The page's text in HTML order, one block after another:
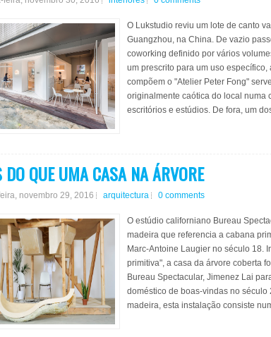
O Lukstudio reviu um lote de canto
Guangzhou, na China. De vazio
coworking definido por vários
um prescrito para um uso
compõem o "Atelier Peter Fong"
originalmente caótica do local numa
escritórios e estúdios. De fora, um
QUE UMA CASA NA ÁRVORE
novembro 29, 2016 arquitectura 0 comments
O estúdio californiano Bureau
madeira que referencia a cabana
Marc-Antoine Laugier no século 18.
primitiva", a casa da árvore coberta
Bureau Spectacular, Jimenez Lai
doméstico de boas-vindas no
madeira, esta instalação consiste